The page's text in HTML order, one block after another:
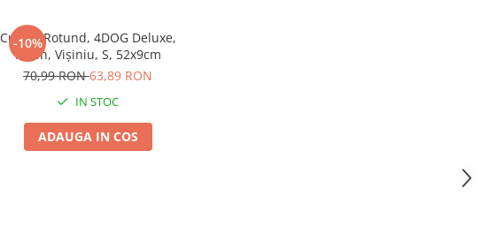
-10%
Culcuș Rotund, 4DOG Deluxe,
Plush, Vișiniu, S, 52x9cm
70,99 RON63,89 RON
IN STOC
ADAUGA IN COS